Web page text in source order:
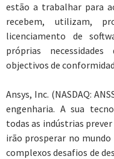
estão a trabalhar para
recebem, utilizam,
licenciamento de
próprias
objectivos de
Ansys, Inc. (NASDAQ:
engenharia. A sua
todas as indústrias
irão prosperar no mundo
complexos desafios de